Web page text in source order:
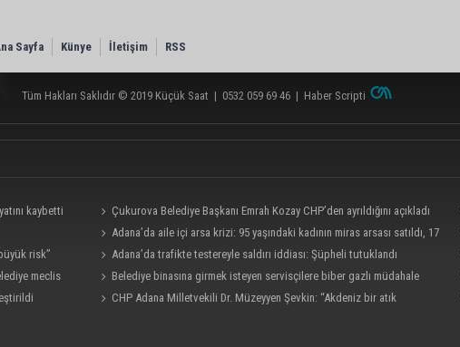
Sayfa Künye İletişim RSS
Tüm Hakları Saklıdır © 2019 Küçük Saat | 0532 059 69 46 | Haber Scripti
kaybetti Çukurova Belediye Başkanı Emrah Kozay CHP’den ayrıldığını açıkladı
Adana’da aile içi arsa krizi: 95 yaşındaki kadının miras arsası satıldı, 17
milyonun 13 milyonu harcandı
risk” Adana’da trafikte testereyle saldırı iddiası: Şüpheli tutuklandı
meclis
Belediye binasına girmek isteyen servisçilere biber gazlı müdahale
CHP Adana Milletvekili Dr. Müzeyyen Şevkin: “Akdeniz bir atık